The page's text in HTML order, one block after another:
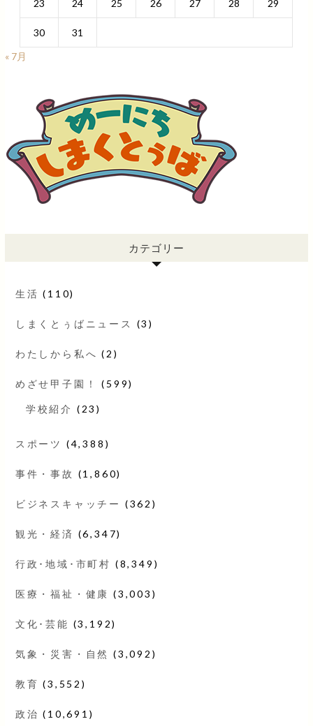
23 24 25 26 27 28 29
30
31
« 7月
カテゴリー
生活 (110)
しまくとぅばニュース (3)
わたしから私へ (2)
めざせ甲子園！ (599)
学校紹介 (23)
スポーツ (4,388)
事件・事故 (1,860)
ビジネスキャッチー (362)
観光・経済 (6,347)
行政･地域･市町村 (8,349)
医療・福祉・健康 (3,003)
文化･芸能 (3,192)
気象・災害・自然 (3,092)
教育 (3,552)
政治 (10,691)